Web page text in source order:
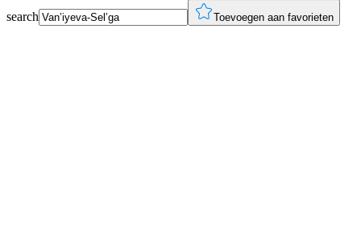
search Toevoegen aan favorieten